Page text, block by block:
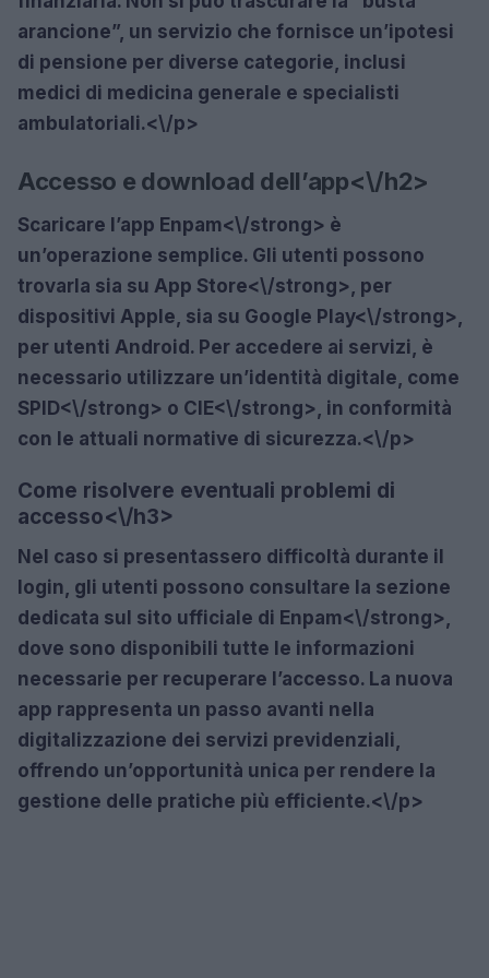
arancione”, un servizio che fornisce un’ipotesi
di pensione per diverse categorie, inclusi
medici di medicina generale e specialisti
ambulatoriali.<\/p>
Accesso e download dell’app<\/h2>
Scaricare l’app Enpam<\/strong> è
un’operazione semplice. Gli utenti possono
trovarla sia su App Store<\/strong>, per
dispositivi Apple, sia su Google Play<\/strong>,
per utenti Android. Per accedere ai servizi, è
necessario utilizzare un’identità digitale, come
SPID<\/strong> o CIE<\/strong>, in conformità
con le attuali normative di sicurezza.<\/p>
Come risolvere eventuali problemi di
accesso<\/h3>
Nel caso si presentassero difficoltà durante il
login, gli utenti possono consultare la sezione
dedicata sul sito ufficiale di Enpam<\/strong>,
dove sono disponibili tutte le informazioni
necessarie per recuperare l’accesso. La nuova
app rappresenta un passo avanti nella
digitalizzazione dei servizi previdenziali,
offrendo un’opportunità unica per rendere la
gestione delle pratiche più efficiente.<\/p>